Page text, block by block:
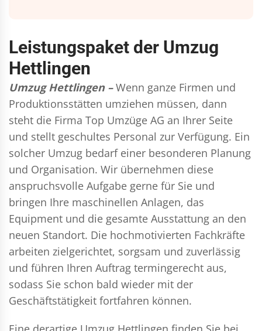
Leistungspaket der Umzug
Hettlingen
Umzug Hettlingen – Wenn ganze Firmen und
Produktionsstätten umziehen müssen, dann
steht die Firma Top Umzüge AG an Ihrer Seite
und stellt geschultes Personal zur Verfügung. Ein
solcher Umzug bedarf einer besonderen Planung
und Organisation. Wir übernehmen diese
anspruchsvolle Aufgabe gerne für Sie und
bringen Ihre maschinellen Anlagen, das
Equipment und die gesamte Ausstattung an den
neuen Standort. Die hochmotivierten Fachkräfte
arbeiten zielgerichtet, sorgsam und zuverlässig
und führen Ihren Auftrag termingerecht aus,
sodass Sie schon bald wieder mit der
Geschäftstätigkeit fortfahren können.